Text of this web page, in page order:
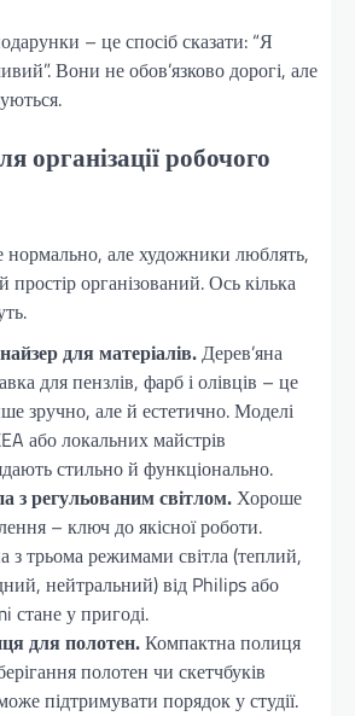
– це спосіб сказати: “Я
Вони не обов’язково дорогі, але
організації робочого
але художники люблять,
простір організований. Ось кілька
для матеріалів.Дерев’яна
для пензлів, фарб і олівців – це
зручно, але й естетично. Моделі
або локальних майстрів
стильно й функціонально.
з регульованим світлом.Хороше
– ключ до якісної роботи.
з трьома режимами світла (теплий,
нейтральний) від Philips або
стане у пригоді.
для полотен.Компактна полиця
полотен чи скетчбуків
підтримувати порядок у студії.